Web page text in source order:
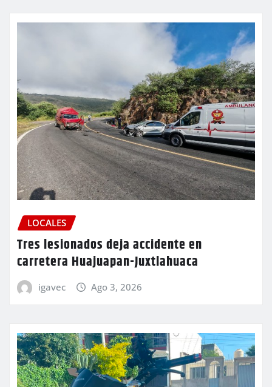
LOCALES
Tres lesionados deja accidente en
carretera Huajuapan-Juxtlahuaca
igavec Ago 3, 2026